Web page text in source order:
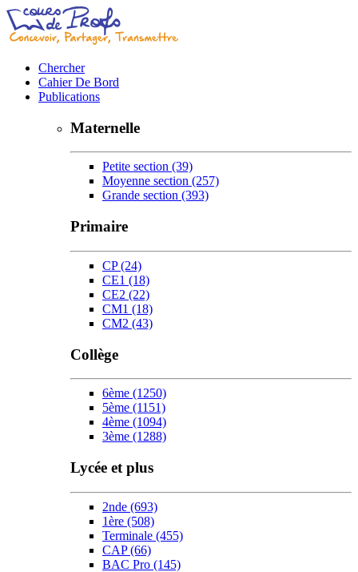
Chercher
Cahier De Bord
Publications
Maternelle
Petite section (39)
Moyenne section (257)
Grande section (393)
Primaire
CP(24)
CE1 (18)
CE2 (22)
CM1 (18)
CM2 (43)
Collège
6ème (1250)
5ème (1151)
4ème (1094)
3ème (1288)
Lycée et plus
2nde (693)
1ère (508)
Terminale (455)
CAP(66)
BAC Pro (145)